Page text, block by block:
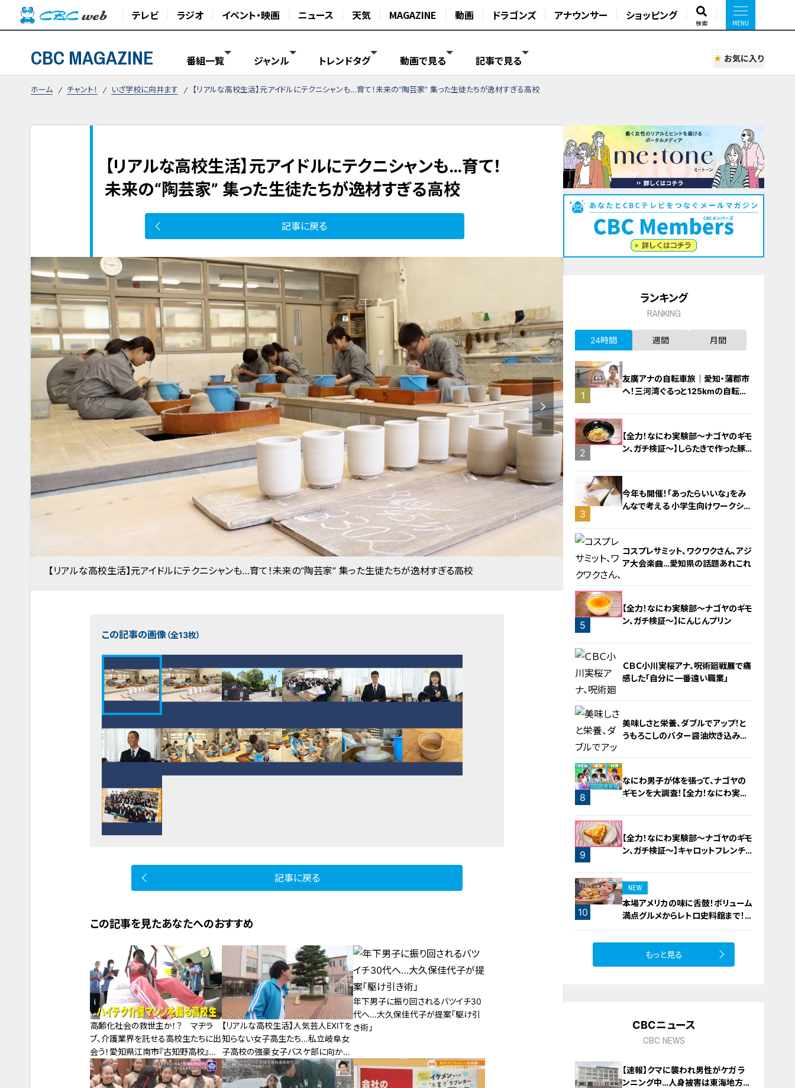
テレビ ラジオ イベント・映画 ニュース 天気 MAGAZINE 動画 ドラゴンズ アナウンサー ショッピング
検索
CBC MAGAZINE 番組一覧 ジャンル トレンドタグ 動画で見る 記事で見る お気に入り
ホーム チャント！ いざ学校に向井ます 【リアルな高校生活】元アイドルにテクニシャンも…育て！未来の“陶芸家” 集った生徒たちが逸材すぎる高校
【リアルな高校生活】元アイドルにテクニシャンも…育て！
未来の“陶芸家” 集った生徒たちが逸材すぎる高校
記事に戻る
【リアルな高校生活】元アイドルにテクニシャンも…育て！未来の“陶芸家” 集った生徒たちが逸材すぎる高校
この記事の画像（全13枚）
記事に戻る
この記事を見たあなたへのおすすめ
高齢化社会の救世主か！？ マヂラ
ブ、介護業界を託せる高校生たちに出
会う！愛知県江南市『古知野高校』福
祉科
【リアルな高校生活】人気芸人EXITを
知らない女子高生たち…私立岐阜女
子高校の強豪女子バスケ部に向かい
ます！
年下男子に振り回されるバツイチ30
代へ…大久保佳代子が提案「駆け引
き術」
ランキング
RANKING
24時間 週間 月間
1
友廣アナの自転車旅｜愛知・蒲郡市
へ！三河湾ぐるっと125kmの自転車
2
【全力！なにわ実験部～ナゴヤのギモ
ン、ガチ検証～】しらたきで作った豚
3
今年も開催！「あったらいいな」をみ
んなで考える 小学生向けワークショ
4
コスプレサミット、ワクワクさん、アジ
ア大会楽曲…愛知県の話題あれこれ
5
【全力！なにわ実験部～ナゴヤのギモ
ン、ガチ検証～】にんじんプリン
6
ＣＢＣ小川実桜アナ、呪術廻戦展で痛
感した「自分に一番遠い職業」
7
美味しさと栄養、ダブルでアップ！と
うもろこしのバター醤油炊き込みご
8
なにわ男子が体を張って、ナゴヤの
ギモンを大調査！【全力！なにわ実験
9
【全力！なにわ実験部～ナゴヤのギモ
ン、ガチ検証～】キャロットフレンチ
10
NEW
本場アメリカの味に舌鼓！ボリューム
満点グルメからレトロ史料館まで！
愛知・東海市の感動スポット3選
もっと見る
CBCニュース
CBC NEWS
【速報】クマに襲われ男性がケガ ラ
ンニング中…人身被害は東海地方で